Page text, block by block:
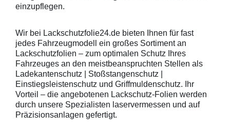
ausstreichen. Bei Fragen
transparente Lackschutzfolie 5
Stück Lackschutzpads für 5
Griffmulden / Griffschalen
Merkmale Spezielle Vinylfolie mit
bestmöglichem Schutz gegen
Kratzer und Abrieb Bestens
geeignet zum Schutz von
Fahrzeugkarosserien gegen
mechanische Einwirkung am
AutolackSpeziell zur Verwendung
diese danach
anstreichen -
Lackschutzfolie
erwärmen und
ausstreichen.
kontaktieren
telefonisch.
transparente
einzupflegen.
Wir bei Lackschutzfolie24.de bieten Ihnen für fast
jedes Fahrzeugmodell ein großes Sortiment an
Lackschutzfolien – zum optimalen Schutz Ihres
Fahrzeuges an den meistbeanspruchten Stellen als
Ladekantenschutz | Stoßstangenschutz |
Einstiegsleistenschutz und Griffmuldenschutz. Ihr
Vorteil – die angebotenen Lackschutz-Folien werden
durch unsere Spezialisten laservermessen und auf
Präzisionsanlagen gefertigt.